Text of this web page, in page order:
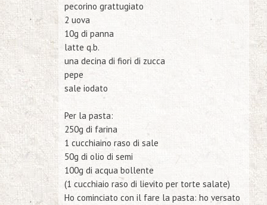
pecorino grattugiato
2 uova
10g di panna
latte q.b.
una decina di fiori di zucca
pepe
sale iodato
Per la pasta:
250g di farina
1 cucchiaino raso di sale
50g di olio di semi
100g di acqua bollente
(1 cucchiaio raso di lievito per torte salate)
Ho cominciato con il fare la pasta: ho versato